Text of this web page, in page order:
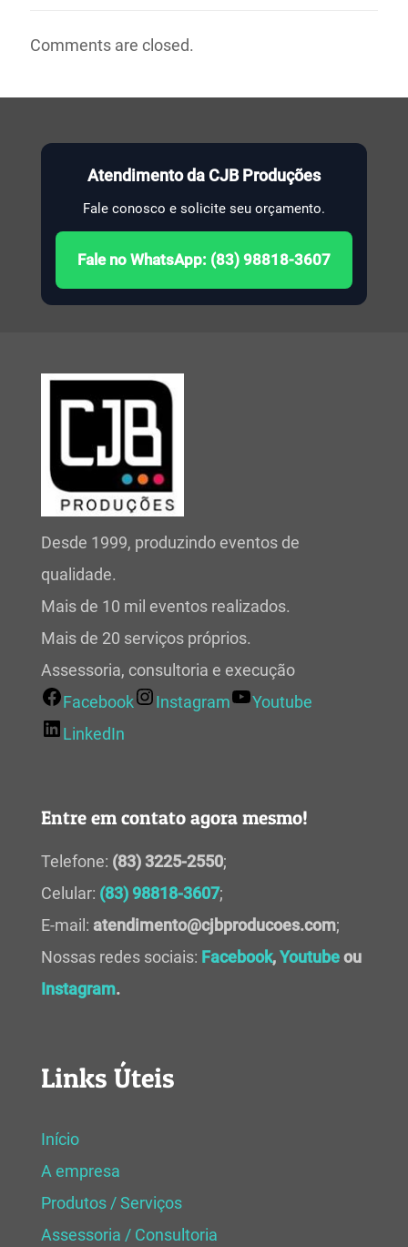
Comments are closed.
Atendimento da CJB Produções
Fale conosco e solicite seu orçamento.
Fale no WhatsApp: (83) 98818-3607
Desde 1999, produzindo eventos de
qualidade.
Mais de 10 mil eventos realizados.
Mais de 20 serviços próprios.
Assessoria, consultoria e execução
Facebook
Instagram
Youtube
LinkedIn
Entre em contato agora mesmo!
Telefone: (83) 3225-2550;
Celular: (83) 98818-3607;
E-mail: atendimento@cjbproducoes.com;
Nossas redes sociais: Facebook,Youtubeou
Instagram.
Links Úteis
Início
A empresa
Produtos / Serviços
Assessoria / Consultoria